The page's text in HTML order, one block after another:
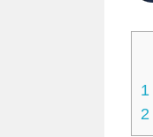
1
2